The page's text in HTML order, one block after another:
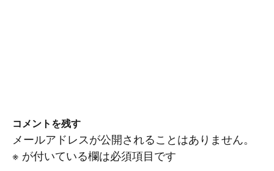
コメントを残す
メールアドレスが公開されることはありません。
※ が付いている欄は必須項目です